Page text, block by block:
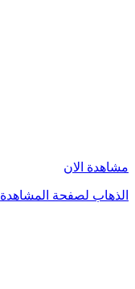
مشاهدة الان
الذهاب لصفحة المشاهدة